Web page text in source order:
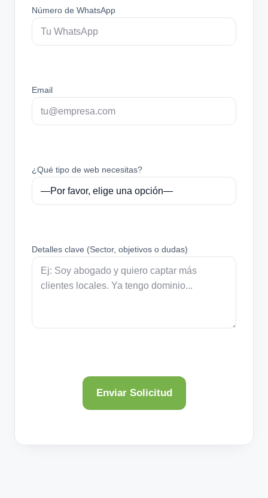
Número de WhatsApp
Email
¿Qué tipo de web necesitas?
Detalles clave (Sector, objetivos o dudas)